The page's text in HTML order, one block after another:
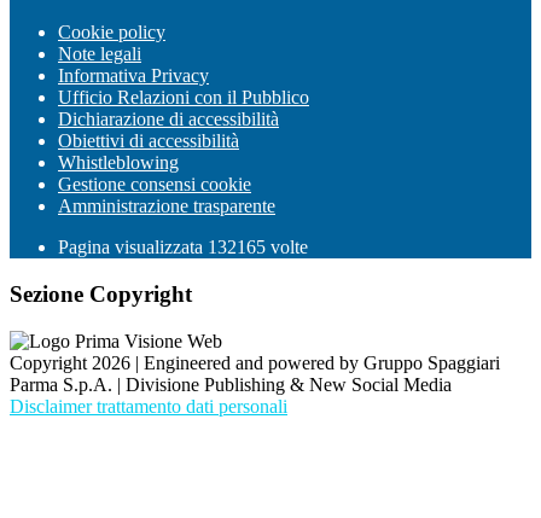
Cookie policy
Note legali
Informativa Privacy
Ufficio Relazioni con il Pubblico
Dichiarazione di accessibilità
Obiettivi di accessibilità
Whistleblowing
Gestione consensi cookie
Amministrazione trasparente
Pagina visualizzata 132165 volte
Sezione Copyright
Copyright 2026 | Engineered and powered by Gruppo Spaggiari
Parma S.p.A. | Divisione Publishing & New Social Media
Disclaimer trattamento dati personali